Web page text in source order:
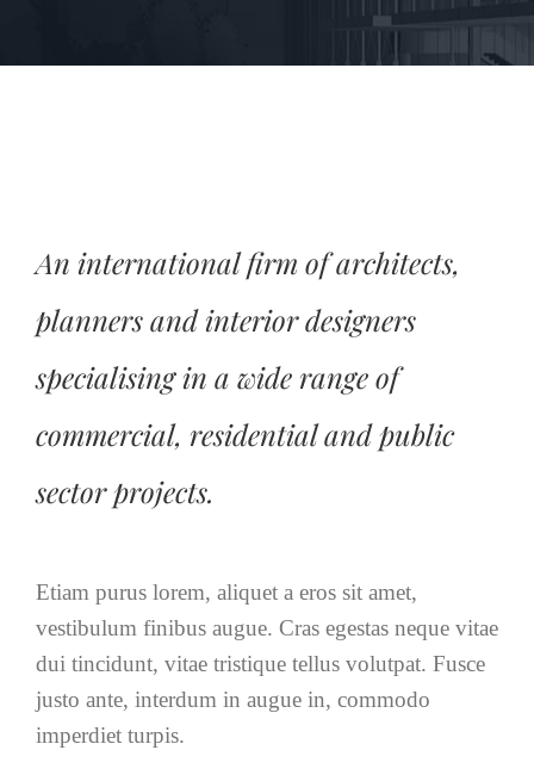
An international firm of architects,
planners and interior designers
specialising in a wide range of
commercial, residential and public
sector projects.
Etiam purus lorem, aliquet a eros sit amet,
vestibulum finibus augue. Cras egestas neque vitae
dui tincidunt, vitae tristique tellus volutpat. Fusce
justo ante, interdum in augue in, commodo
imperdiet turpis.